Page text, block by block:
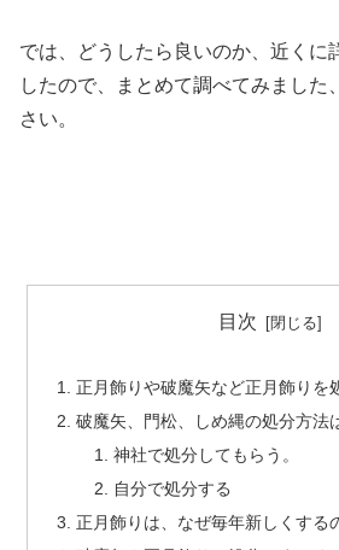
では、どうしたら良いのか、近くに
したので、まとめて調べてみました
さい。
目次
正月飾りや破魔矢など正月飾りを
破魔矢、門松、しめ縄の処分方法
神社で処分してもらう。
自分で処分する
正月飾りは、なぜ毎年新しくする